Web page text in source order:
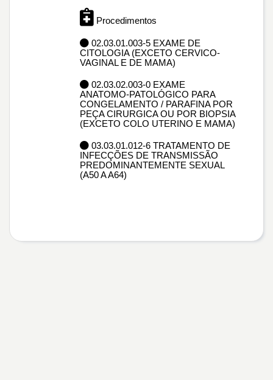
Procedimentos
02.03.01.003-5 EXAME DE
CITOLOGIA (EXCETO CERVICO-
VAGINAL E DE MAMA)
02.03.02.003-0 EXAME
ANATOMO-PATOLÓGICO PARA
CONGELAMENTO / PARAFINA POR
PEÇA CIRURGICA OU POR BIOPSIA
(EXCETO COLO UTERINO E MAMA)
03.03.01.012-6 TRATAMENTO DE
INFECÇÕES DE TRANSMISSÃO
PREDOMINANTEMENTE SEXUAL
(A50 A A64)